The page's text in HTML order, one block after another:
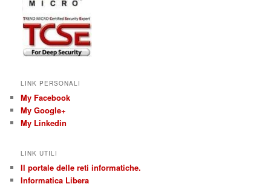
LINK PERSONALI
My Facebook
My Google+
My Linkedin
LINK UTILI
Il portale delle reti informatiche.
Informatica Libera